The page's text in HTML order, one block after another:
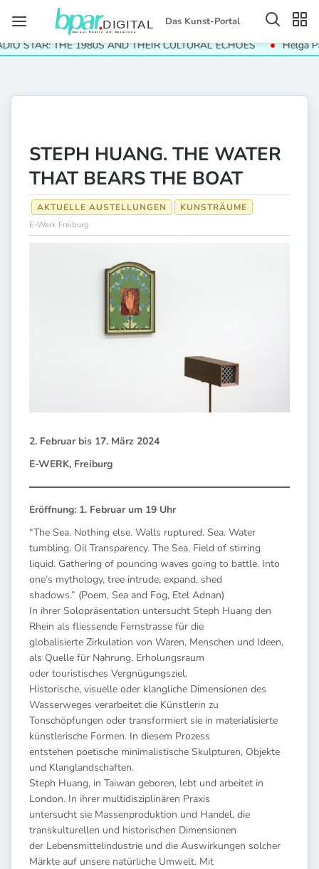
Das Kunst-Portal
THE 1980S AND THEIR CULTURAL ECHOES Helga
STEPH HUANG. THE WATER
THAT BEARS THE BOAT
AKTUELLE AUSTELLUNGEN KUNSTRÄUME
E-Werk Freiburg
2. Februar bis 17. März 2024
E-WERK, Freiburg
Eröffnung: 1. Februar um 19 Uhr
“The Sea. Nothing else. Walls ruptured. Sea. Water
tumbling. Oil Transparency. The Sea. Field of stirring
liquid. Gathering of pouncing waves going to battle. Into
one’s mythology, tree intrude, expand, shed
shadows.” (Poem, Sea and Fog, Etel Adnan)
In ihrer Solopräsentation untersucht Steph Huang den
Rhein als fliessende Fernstrasse für die
globalisierte Zirkulation von Waren, Menschen und Ideen,
als Quelle für Nahrung, Erholungsraum
oder touristisches Vergnügungsziel.
Historische, visuelle oder klangliche Dimensionen des
Wasserweges verarbeitet die Künstlerin zu
Tonschöpfungen oder transformiert sie in materialisierte
künstlerische Formen. In diesem Prozess
entstehen poetische minimalistische Skulpturen, Objekte
und Klanglandschaften.
Steph Huang, in Taiwan geboren, lebt und arbeitet in
London. In ihrer multidisziplinären Praxis
untersucht sie Massenproduktion und Handel, die
transkulturellen und historischen Dimensionen
der Lebensmittelindustrie und die Auswirkungen solcher
Märkte auf unsere natürliche Umwelt. Mit